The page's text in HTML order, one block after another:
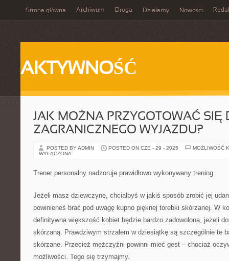
Strona główna Archiwum Droga Działamy Nowości
AKTYWNOŚĆ
JAK MOŻNA PRZYGOTOWAĆ SIĘ
ZAGRANICZNEGO WYJAZDU?
POSTED BY ADMIN POSTED ON CZE - 29 - 2025
MOŻLIWOŚĆ
WYŁĄCZONA
Trener personalny nadzoruje prawidłowo wykonywany trening
Jeżeli masz dziewczynę, chciałbyś w jakiś sposób zrobić jej
powinieneś brać pod uwagę kupno pięknej torebki skórzanej. W
definitywna większość kobiet będzie bardzo zadowolona, jeżeli
skórzaną. Prawdziwym strzałem w dziesiątkę są szczególnie te
skórzane. Przecież mężczyźni powinni mieć gest – chociaż
możliwości. Tego się trzymajmy.